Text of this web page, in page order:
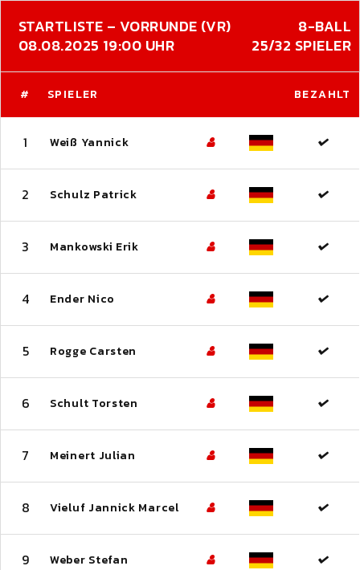
STARTLISTE – VORRUNDE (VR)
8-BALL
08.08.2025 19:00 UHR
25/32 SPIELER
# SPIELER BEZAHLT
1 Weiß Yannick
2 Schulz Patrick
3 Mankowski Erik
4 Ender Nico
5 Rogge Carsten
6 Schult Torsten
7 Meinert Julian
8 Vieluf Jannick Marcel
9 Weber Stefan